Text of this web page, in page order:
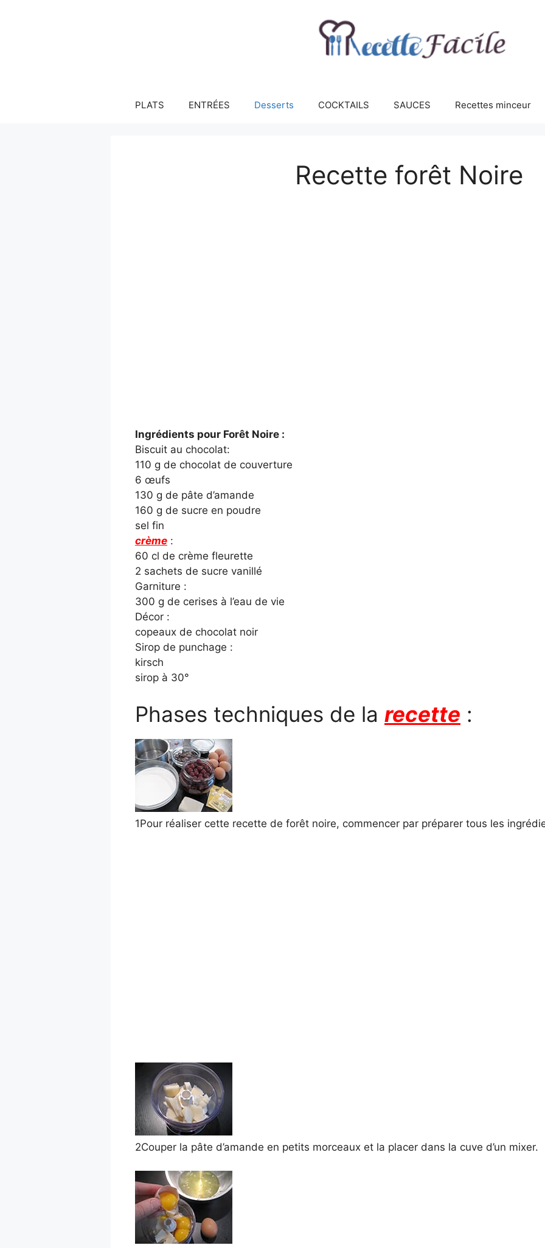
PLATS ENTRÉES Desserts COCKTAILS SAUCES Recettes minceur
Recette forêt Noire
Ingrédients pour Forêt Noire :
Biscuit au chocolat:
110 g de chocolat de couverture
6 œufs
130 g de pâte d’amande
160 g de sucre en poudre
sel fin
crème :
60 cl de crème fleurette
2 sachets de sucre vanillé
Garniture :
300 g de cerises à l’eau de vie
Décor :
copeaux de chocolat noir
Sirop de punchage :
kirsch
sirop à 30°
Phases techniques de la recette :
1Pour réaliser cette recette de forêt noire, commencer par préparer tous les
2Couper la pâte d’amande en petits morceaux et la placer dans la cuve d’un mixer.